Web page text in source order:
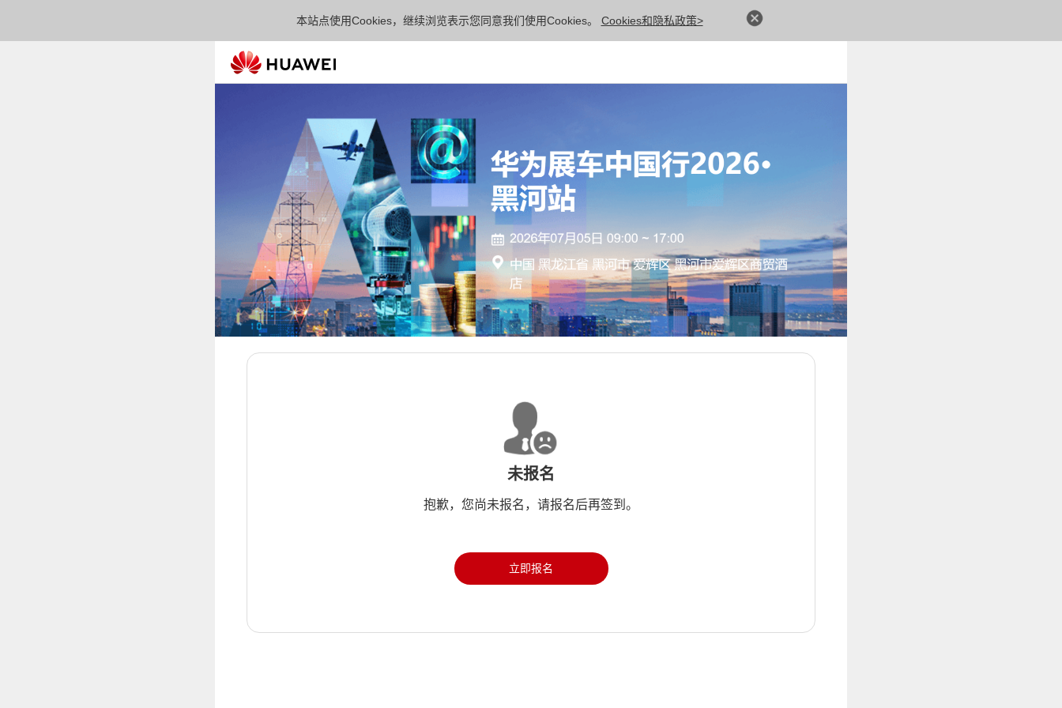
本站点使用Cookies，继续浏览表示您同意我们使用Cookies。 Cookies和隐私政策>
未报名
抱歉，您尚未报名，请报名后再签到。
立即报名